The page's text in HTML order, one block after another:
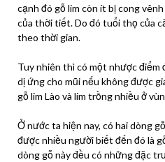
cạnh đó gỗ lim còn ít bị cong
của thời tiết. Do đó tuổi thọ của
theo thời gian.
Tuy nhiên thì có một nhược điểm
dị ứng cho mũi nếu không được
gỗ lim Lào và lim trồng nhiều ở
Ở nước ta hiện nay, có hai dòng
được nhiều người biết đến đó là
dòng gỗ này đều có những đặc